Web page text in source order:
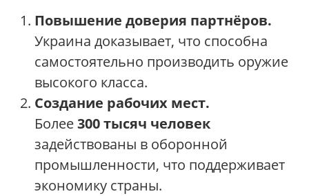
Повышение доверия партнёров.
Украина доказывает, что способна
самостоятельно производить оружие
высокого класса.
Создание рабочих мест.
Более300 тысяч человек
задействованы в оборонной
промышленности, что поддерживает
экономику страны.